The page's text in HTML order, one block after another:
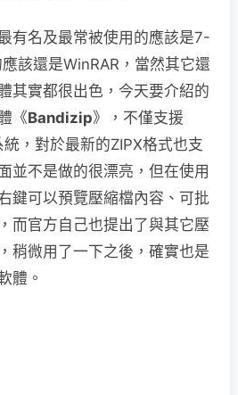
有名及最常被使用的應該是7-
該還是WinRAR，當然其它還
其實都很出色，今天要介紹的
《Bandizip》，不僅支援
，對於最新的ZIPX格式也支
並不是做的很漂亮，但在使用
鍵可以預覽壓縮檔內容、可批
而官方自己也提出了與其它壓
稍微用了一下之後，確實也是
體。